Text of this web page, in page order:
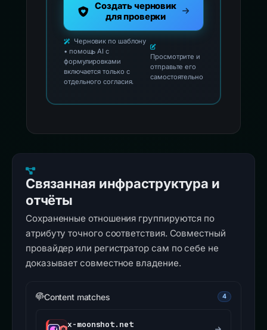
Создать черновик
для проверки
Черновик по шаблону
• помощь AI с
формулировками
включается только с
отдельного согласия.
Просмотрите и
отправьте его
самостоятельно
Связанная инфраструктура и
отчёты
Сохраненные отношения группируются по
атрибуту точного соответствия. Совместный
провайдер или регистратор сам по себе не
доказывает совместное владение.
Content matches 4
x-moonshot.net